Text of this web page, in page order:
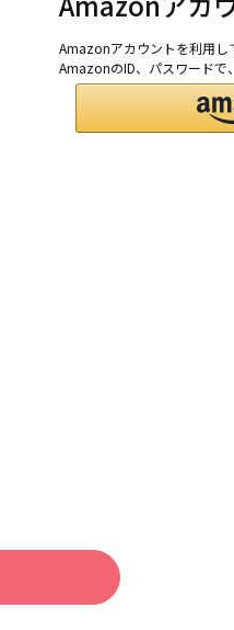
Amazonアカウントを利用し
AmazonのID、パスワードで